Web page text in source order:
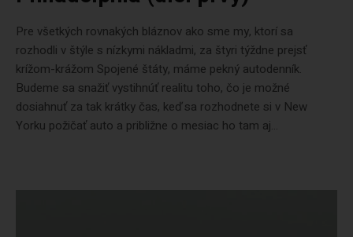
Pre všetkých rovnakých bláznov ako sme my, ktorí sa
rozhodli v štýle s nízkymi nákladmi, za štyri týždne prejsť
krížom-krážom Spojené štáty, máme pekný autodenník.
Budeme sa snažiť vystihnúť realitu toho, čo je možné
dosiahnuť za tak krátky čas, keď sa rozhodnete si v New
Yorku požičať auto a približne o mesiac ho tam aj...